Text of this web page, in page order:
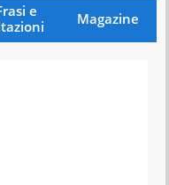
e
Magazine